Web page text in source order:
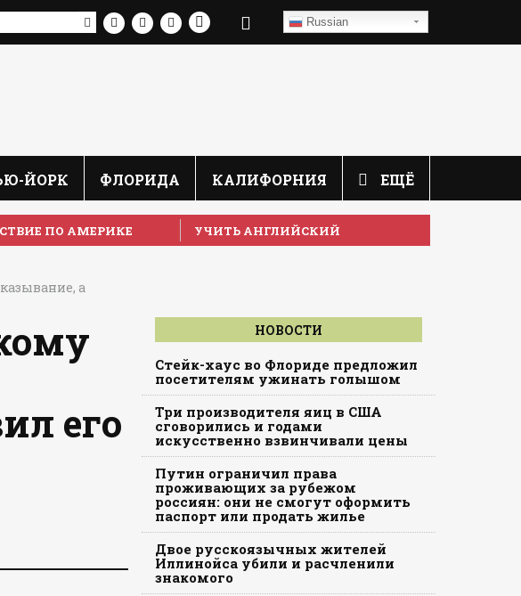
Russian
ЙОРК ФЛОРИДА КАЛИФОРНИЯ ЕЩЁ
ПО АМЕРИКЕ УЧИТЬ АНГЛИЙСКИЙ
а
его
НОВОСТИ
Стейк-хаус во Флориде предложил
посетителям ужинать голышом
Три производителя яиц в США
сговорились и годами
искусственно взвинчивали цены
Путин ограничил права
проживающих за рубежом
россиян: они не смогут оформить
паспорт или продать жилье
Двое русскоязычных жителей
Иллинойса убили и расчленили
знакомого